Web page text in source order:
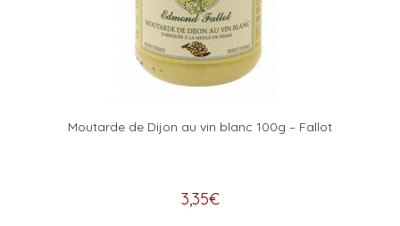
Moutarde de Dijon au vin blanc 100g – Fallot
3,35€